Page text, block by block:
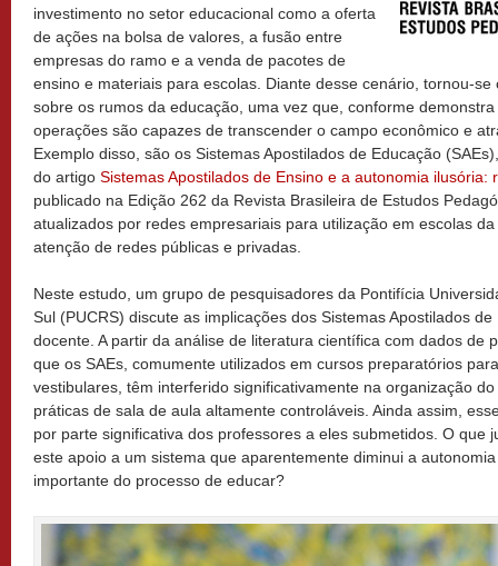
investimento no setor educacional como a oferta
de ações na bolsa de valores, a fusão entre
empresas do ramo e a venda de pacotes de
ensino e materiais para escolas. Diante desse cenário, tornou-
sobre os rumos da educação, uma vez que, conforme
operações são capazes de transcender o campo econômico e
Exemplo disso, são os Sistemas Apostilados de Educação
do artigo Sistemas Apostilados de Ensino e a autonomia ilusória:
publicado na Edição 262 da Revista Brasileira de Estudos
atualizados por redes empresariais para utilização em escolas
atenção de redes públicas e privadas.
Neste estudo, um grupo de pesquisadores da Pontifícia
Sul (PUCRS) discute as implicações dos Sistemas Apostilados
docente. A partir da análise de literatura científica com dados de
que os SAEs, comumente utilizados em cursos preparatórios
vestibulares, têm interferido significativamente na organização
práticas de sala de aula altamente controláveis. Ainda assim,
por parte significativa dos professores a eles submetidos. O que
este apoio a um sistema que aparentemente diminui a
importante do processo de educar?